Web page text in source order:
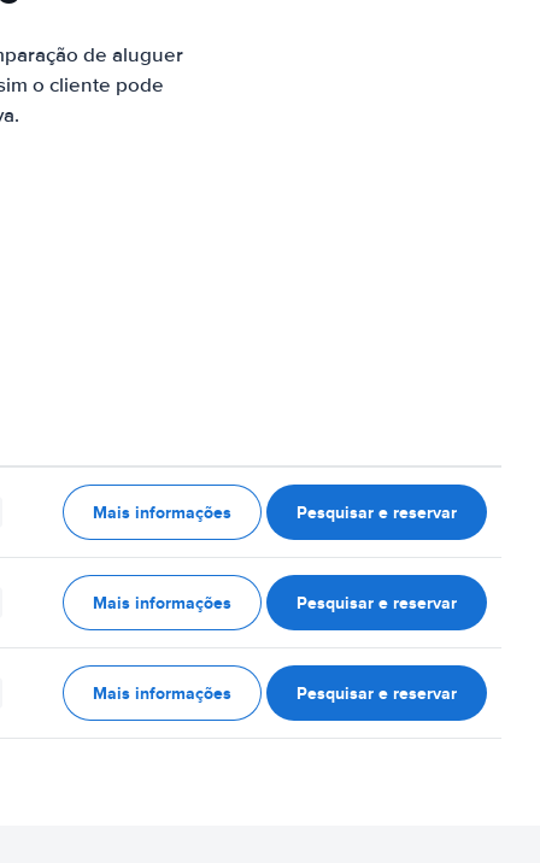
de aluguer
o cliente pode
Mais informações Pesquisar e reservar
Mais informações Pesquisar e reservar
Mais informações Pesquisar e reservar